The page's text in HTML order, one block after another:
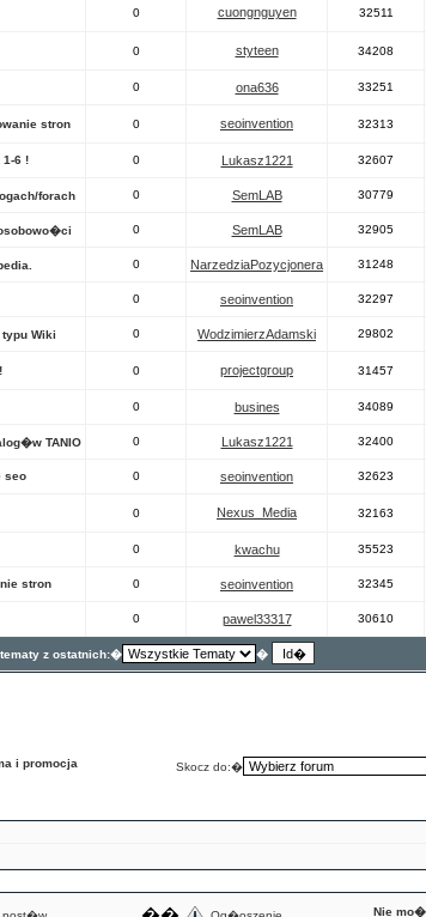
0 cuongnguyen 32511
0 styteen 34208
0 ona636 33251
stron 0 seoinvention 32313
1-6 ! 0 Lukasz1221 32607
forach 0 SemLAB 30779
0 SemLAB 32905
0 NarzedziaPozycjonera 31248
0 seoinvention 32297
Wiki 0 WodzimierzAdamski 29802
0 projectgroup 31457
0 busines 34089
TANIO 0 Lukasz1221 32400
seo 0 seoinvention 32623
0 Nexus_Media 32163
0 kwachu 35523
stron 0 seoinvention 32345
0 pawel33317 30610
z ostatnich:� �
i promocja Skocz do:�
Nie